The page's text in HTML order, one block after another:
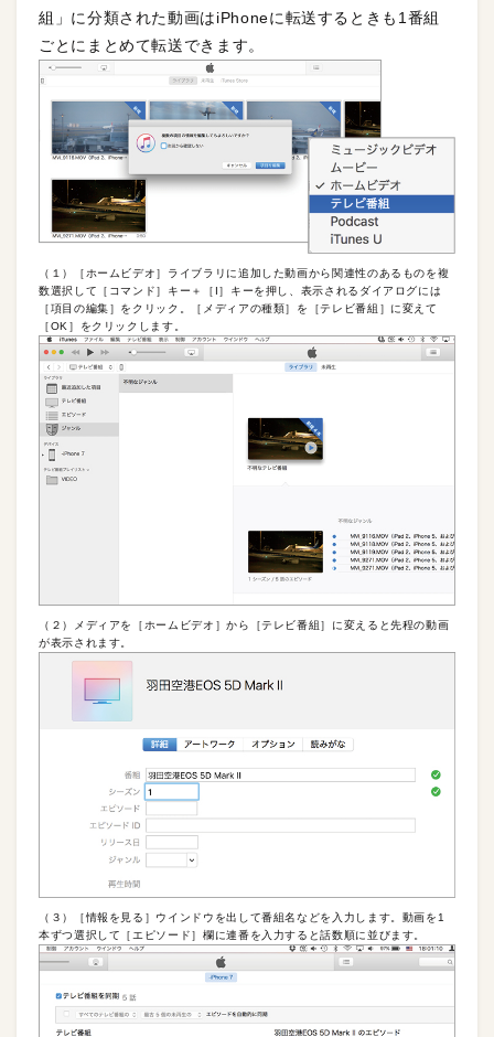
組」に分類された動画はiPhoneに転送するときも1番組
ごとにまとめて転送できます。
（１）［ホームビデオ］ライブラリに追加した動画から関連性のあるものを複
数選択して［コマンド］キー＋［I］キーを押し、表示されるダイアログには
［項目の編集］をクリック。［メディアの種類］を［テレビ番組］に変えて
［OK］をクリックします。
（２）メディアを［ホームビデオ］から［テレビ番組］に変えると先程の動画
が表示されます。
（３）［情報を見る］ウインドウを出して番組名などを入力します。動画を1
本ずつ選択して［エピソード］欄に連番を入力すると話数順に並びます。